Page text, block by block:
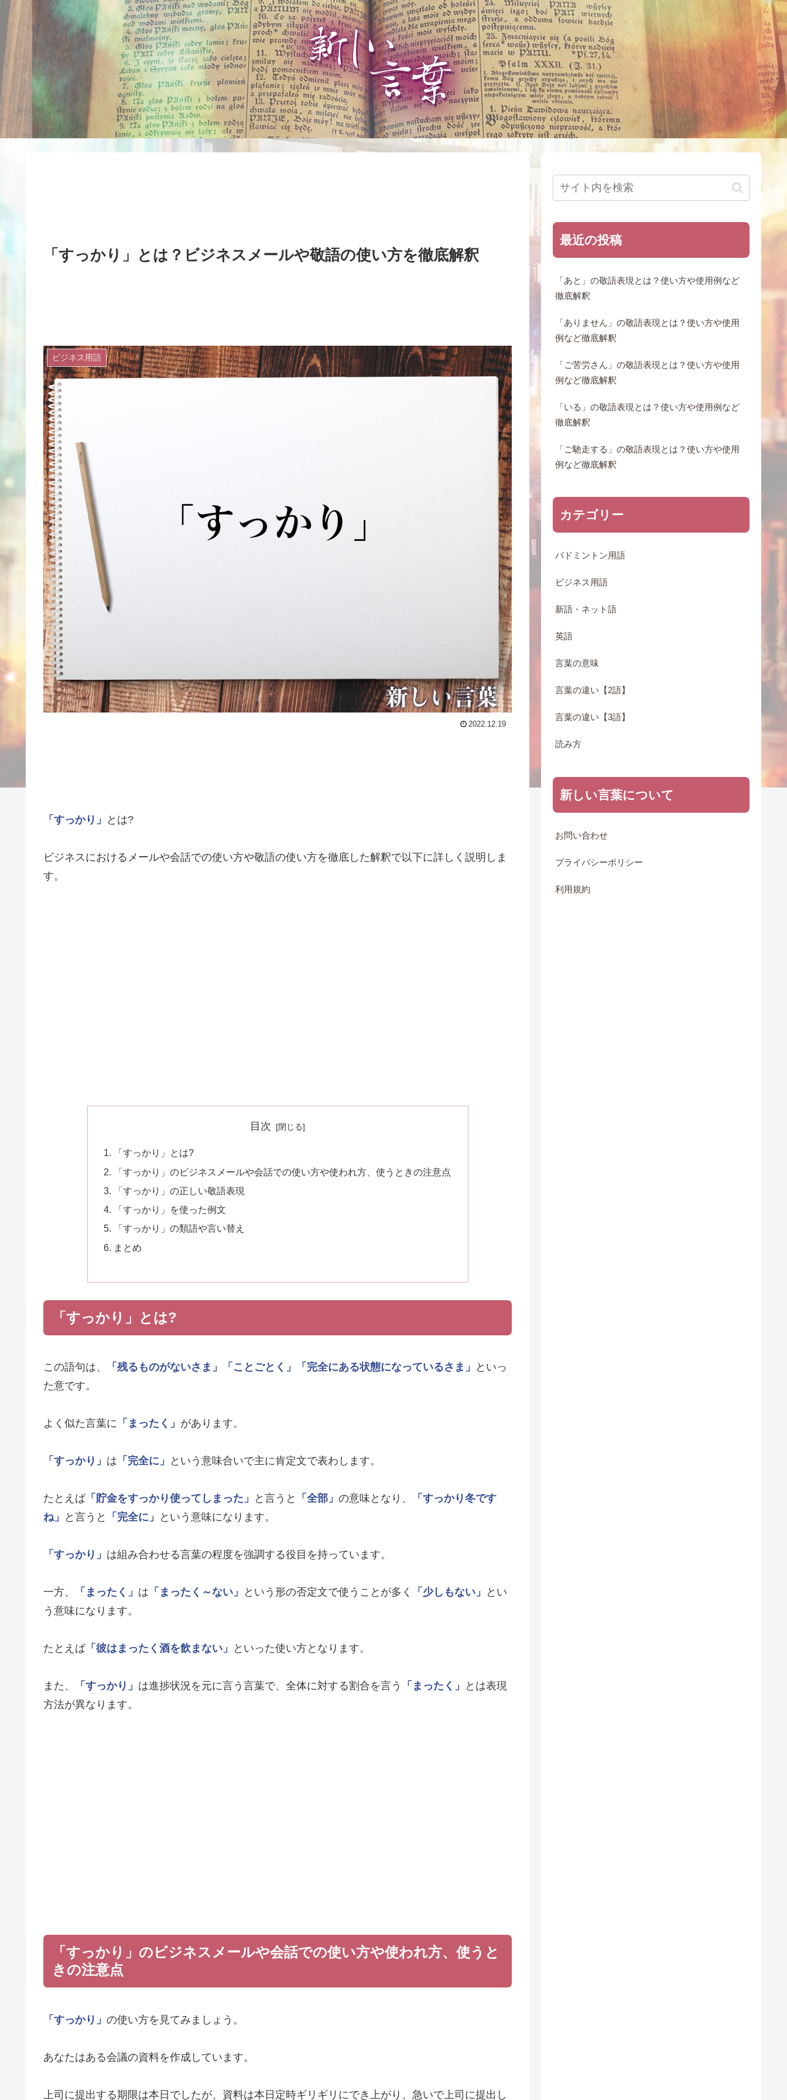
「すっかり」とは？ビジネスメールや敬語の使い方を徹底解釈
ビジネス用語
2022.12.19
「すっかり」 とは?
ビジネスにおけるメールや会話での使い方や敬語の使い方を徹底した解釈で以下に詳しく説明しま
す。
目次
「すっかり」とは?
「すっかり」のビジネスメールや会話での使い方や使われ方、使うときの注意点
「すっかり」の正しい敬語表現
「すっかり」を使った例文
「すっかり」の類語や言い替え
まとめ
「すっかり」とは?
この語句は、 「残るものがないさま」 「ことごとく」 「完全にある状態になっているさま」
といっ
た意です。
よく似た言葉に 「まったく」 があります。
「すっかり」 は 「完全に」 という意味合いで主に肯定文で表わします。
たとえば「貯金をすっかり使ってしまった」 と言うと 「全部」 の意味となり、
「すっかり冬です
ね」
と言うと 「完全に」 という意味になります。
「すっかり」 は組み合わせる言葉の程度を強調する役目を持っています。
一方、 「まったく」 は 「まったく～ない」 という形の否定文で使うことが多く 「少しもない」
とい
う意味になります。
たとえば「彼はまったく酒を飲まない」 といった使い方となります。
また、 「すっかり」 は進捗状況を元に言う言葉で、全体に対する割合を言う 「まったく」
とは表現
方法が異なります。
「すっかり」のビジネスメールや会話での使い方や使われ方、使うと
きの注意点
「すっかり」 の使い方を見てみましょう。
あなたはある会議の資料を作成しています。
上司に提出する期限は本日でしたが、資料は本日定時ギリギリにでき上がり、急いで上司に提出し
最近の投稿
「あと」の敬語表現とは？使い方や使用例など
徹底解釈
「ありません」の敬語表現とは？使い方や使用
例など徹底解釈
「ご苦労さん」の敬語表現とは？使い方や使用
例など徹底解釈
「いる」の敬語表現とは？使い方や使用例など
徹底解釈
「ご馳走する」の敬語表現とは？使い方や使用
例など徹底解釈
カテゴリー
バドミントン用語
ビジネス用語
新語・ネット語
英語
言葉の意味
言葉の違い【2語】
言葉の違い【3語】
読み方
新しい言葉について
お問い合わせ
プライバシーポリシー
利用規約